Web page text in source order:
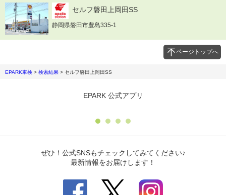
セルフ磐田上岡田SS
静岡県磐田市豊島335-1
ページトップへ
EPARK車検 > 検索結果 > セルフ磐田上岡田SS